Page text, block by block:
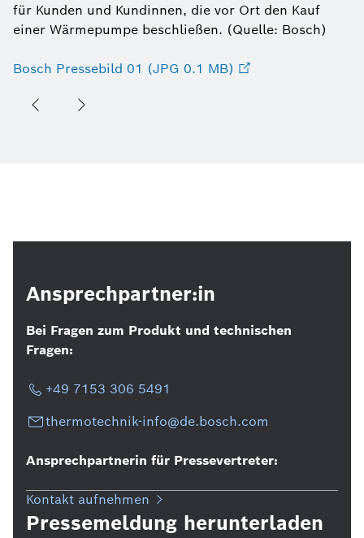
für Kunden und Kundinnen, die vor Ort den Kauf
einer Wärmepumpe beschließen. (Quelle: Bosch)
Bosch Pressebild 01 (JPG 0.1 MB)
Ansprechpartner:in
Bei Fragen zum Produkt und technischen
Fragen:
+49 7153 306 5491
thermotechnik-info@de.bosch.com
Ansprechpartnerin für Pressevertreter:
Kontakt aufnehmen
Pressemeldung herunterladen